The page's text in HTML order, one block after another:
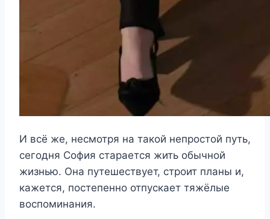
И всё же, несмотря на такой непростой путь,
сегодня София старается жить обычной
жизнью. Она путешествует, строит планы и,
кажется, постепенно отпускает тяжёлые
воспоминания.